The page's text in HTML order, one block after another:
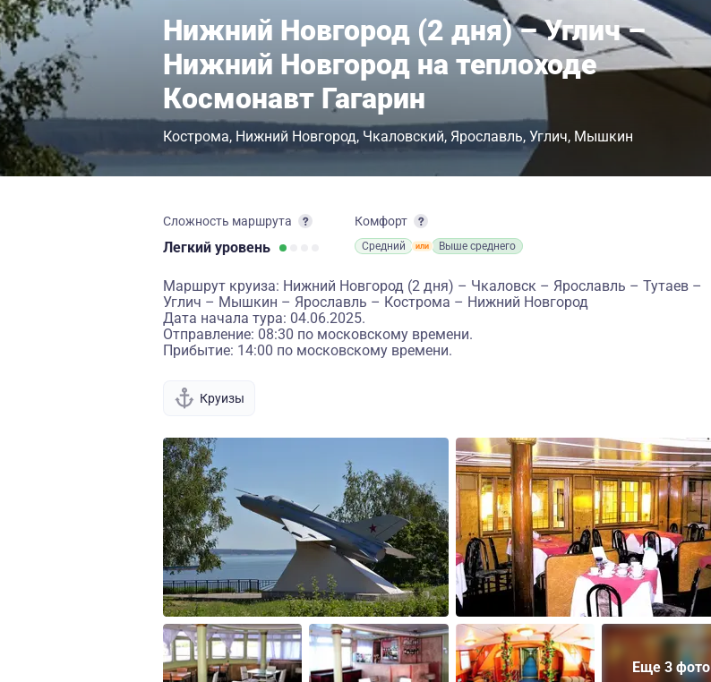
Нижний Новгород (2 дня) – Углич –
Нижний Новгород на теплоходе
Космонавт Гагарин
Кострома Нижний Новгород Чкаловский Ярославль Углич Мышкин
Сложность маршрута
Легкий уровень
Комфорт
Средний Выше среднего
Маршрут круиза: Нижний Новгород (2 дня) – Чкаловск – Ярославль – Тутаев –
Углич – Мышкин – Ярославль – Кострома – Нижний Новгород
Дата начала тура: 04.06.2025.
Отправление: 08:30 по московскому времени.
Прибытие: 14:00 по московскому времени.
Круизы
Еще 3 фото